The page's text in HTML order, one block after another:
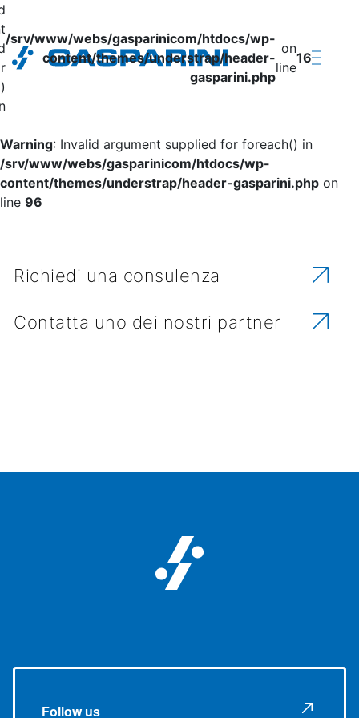
Zum Inhalt springen
/srv/www/webs/gasparinicom/htdocs/wp-
content/themes/understrap/header-
gasparini.php
on
line
16
Warning: Invalid argument supplied for foreach() in
/srv/www/webs/gasparinicom/htdocs/wp-
content/themes/understrap/header-gasparini.php on
line 96
Vuoi ricevere maggiori
informazioni sui nostri prodotti e
servizi?
Richiedi una consulenza
Contatta uno dei nostri partner
Follow us